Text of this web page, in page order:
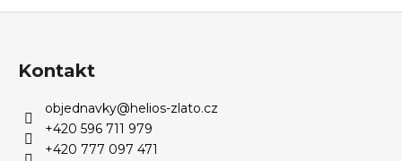
Kontakt
objednavky@helios-zlato.cz
+420 596 711 979
+420 777 097 471